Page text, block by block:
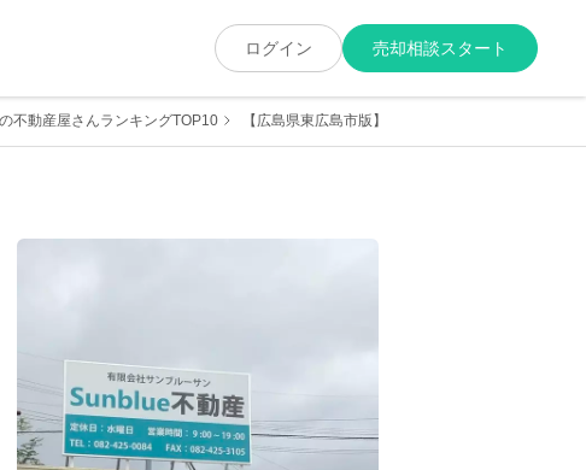
ログイン 売却相談スタート
不動産屋さんランキングTOP10 【広島県東広島市版】売却に強くて実績が豊富な地